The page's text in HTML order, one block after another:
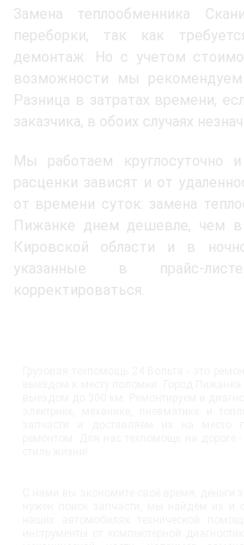
Замена теплообменника
переборки, так как
демонтаж. Но с учетом
возможности мы рекомендуем
Разница в затратах времени,
заказчика, в обоих случаях
Мы работаем круглосуточно
расценки зависят и от
от времени суток: замена
Пижанке днем дешевле, чем в
Кировской области и в
указанные в прайс-
корректироваться.